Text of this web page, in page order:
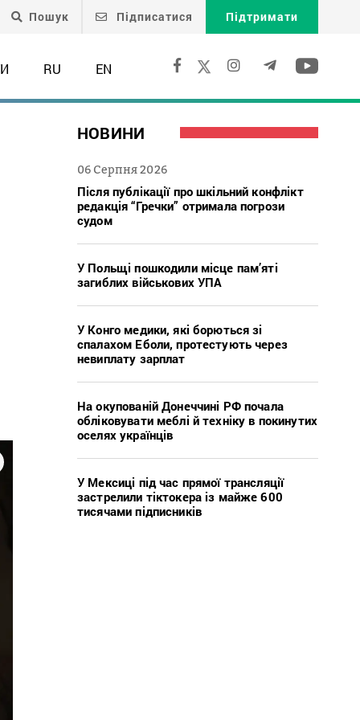
Пошук Підписатися Підтримати
RU EN
НОВИНИ
06 Серпня 2026
Після публікації про шкільний конфлікт
редакція “Гречки” отримала погрози
судом
У Польщі пошкодили місце пам’яті
загиблих військових УПА
У Конго медики, які борються зі
спалахом Еболи, протестують через
невиплату зарплат
На окупованій Донеччині РФ почала
обліковувати меблі й техніку в покинутих
оселях українців
У Мексиці під час прямої трансляції
застрелили тіктокера із майже 600
тисячами підписників